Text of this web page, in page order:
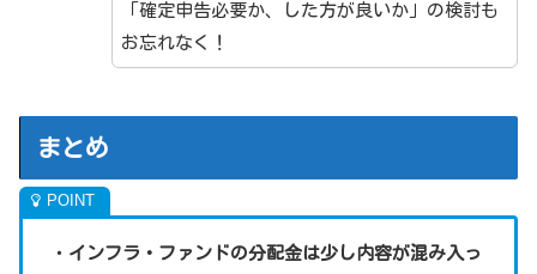
「確定申告必要か、した方が良いか」の検討も
お忘れなく！
まとめ
・ インフラ・ファンドの分配金は少し内容が混み入っ